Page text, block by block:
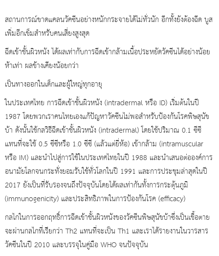
สถานการณ์ขาดแคลนวัคซีนอย่างหนักกระจายได้ไม่ทั่วนัก อีกทั้งยังต้องฉีด บูส
เพิ่มอีกเข็มสำหรับคนเสี่ยงสูงสุด
ฉีดเข้าชั้นผิวหนัง ได้ผลเท่ากับการฉีดเข้ากล้ามเนื้อประหยัดวัคซีนได้อย่างน้อย
ห้าเท่า ผลข้างเคียงน้อยกว่า
เป็นทางออกในเด็กและผู้ใหญ่ทุกอายุ
ในประเทศไทย การฉีดเข้าชั้นผิวหนัง (intradermal หรือ ID) เริ่มต้นในปี
1987 โดยพวกเราคนไทยเองแก้ปัญหาวัคซีนไม่พอสำหรับป้องกันโรคพิษสุนัข
บ้า ดังนั้นใช้กลวิธีฉีดเข้าชั้นผิวหนัง (intradermal) โดยใช้ปริมาณ 0.1 ซีซี
แทนที่จะใช้ 0.5 ซีซีหรือ 1.0 ซีซี (แล้วแต่ยี่ห้อ) เข้ากล้าม (intramuscular
หรือ IM) และนำไปสู่การใช้ในประเทศไทยในปี 1988 และนำเสนอต่อองค์การ
อนามัยโลกจนกระทั่งยอมรับใช้ทั่วโลกในปี 1991 และการประชุมล่าสุดในปี
2017 ยังเป็นที่รับรองจนถึงปัจจุบันโดยได้ผลเท่ากันทั้งการกระตุ้นภูมิ
(immunogenicity) และประสิทธิภาพในการป้องกันโรค (efficacy)
กลไกในการออกฤทธิ์การฉีดเข้าชั้นผิวหนังของวัคซีนพิษสุนัขบ้าซึ่งเป็นเชื้อตาย
จะผ่านกลไกที่เรียกว่า Th2 แทนที่จะเป็น Th1 และเราได้รายงานในวารสาร
วัคซีนในปี 2010 และบรรจุในคู่มือ WHO จนปัจจุบัน